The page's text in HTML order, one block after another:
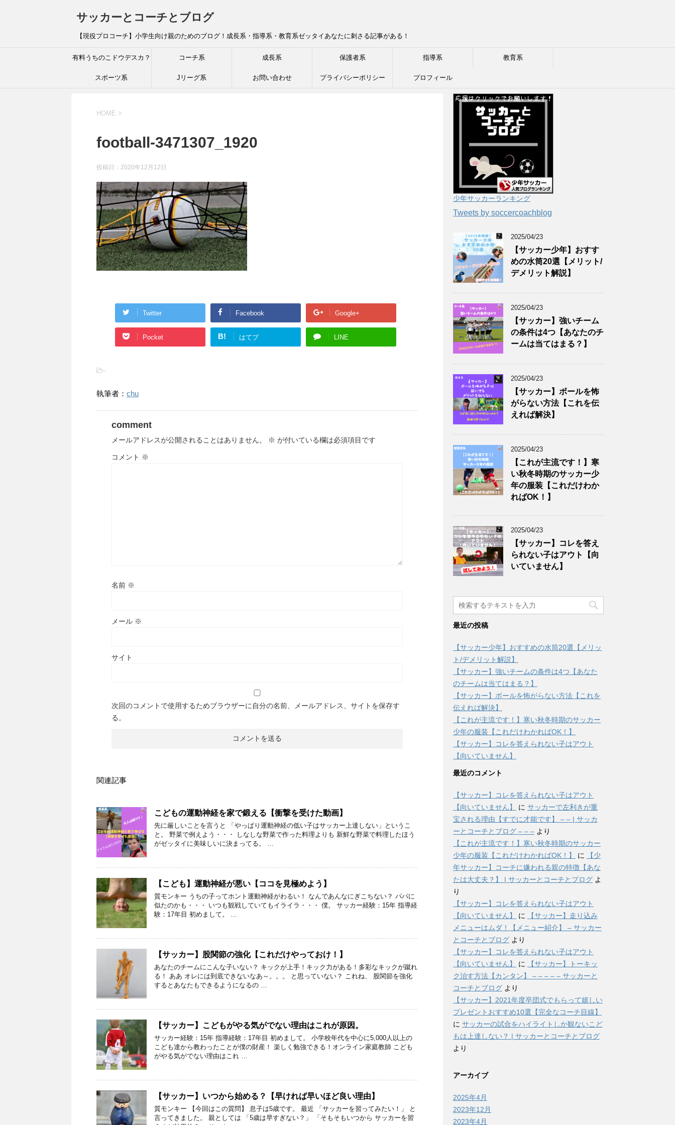
サッカーとコーチとブログ
【現役プロコーチ】小学生向け親のためのブログ！成長系・指導系・教育系ゼッタイあなたに刺さる記事がある！
有料うちのこドウデスカ？ コーチ系 成長系 保護者系 指導系 教育系
スポーツ系 Jリーグ系 お問い合わせ プライバシーポリシー プロフィール
HOME >
football-3471307_1920
投稿日： 2020年12月12日
Twitter Facebook Google+
Pocket B! はてブ LINE
-
執筆者： chu
comment
メールアドレスが公開されることはありません。 ※ が付いている欄は必須項目です
コメント ※
名前 ※
メール ※
サイト
次回のコメントで使用するためブラウザーに自分の名前、メールアドレス、サイトを保存す
る。
関連記事
こどもの運動神経を家で鍛える【衝撃を受けた動画】
先に厳しいことを言うと 「やっぱり運動神経の低い子はサッカー上達しない」というこ
と。 野菜で例えよう・・・ しなしな野菜で作った料理よりも 新鮮な野菜で料理したほう
がゼッタイに美味しいに決まってる。 …
【こども】運動神経が悪い【ココを見極めよう】
質モンキー うちの子ってホント運動神経がわるい！ なんであんなにぎこちない？ パパに
似たのかも・・・ いつも観戦していてもイライラ・・・ 僕。 サッカー経験：15年 指導経
験：17年目 初めまして。 …
【サッカー】股関節の強化【これだけやっておけ！】
あなたのチームにこんな子いない？ キックが上手！キック力がある！多彩なキックが蹴れ
る！ ああ オレには到底できないなあ～。。。 と思っていない？ これね、 股関節を強化
するとあなたもできるようになるの …
【サッカー】こどもがやる気がでない理由はこれが原因。
サッカー経験：15年 指導経験：17年目 初めまして。 小学校年代を中心に5,000人以上の
こども達から教わったことが僕の財産！ 楽しく勉強できる！オンライン家庭教師 こども
がやる気がでない理由はこれ …
【サッカー】いつから始める？【早ければ早いほど良い理由】
質モンキー 【今回はこの質問】 息子は5歳です。 最近 「サッカーを習ってみたい！」 と
言ってきました。 親としては 「5歳は早すぎない？」 「そもそもいつから サッカーを習
少年サッカーランキング
Tweets by soccercoachblog
2025/04/23
【サッカー少年】おすす
めの水筒20選【メリット/
デメリット解説】
2025/04/23
【サッカー】強いチーム
の条件は4つ【あなたのチ
ームは当てはまる？】
2025/04/23
【サッカー】ボールを怖
がらない方法【これを伝
えれば解決】
2025/04/23
【これが主流です！】寒
い秋冬時期のサッカー少
年の服装【これだけわか
ればOK！】
2025/04/23
【サッカー】コレを答え
られない子はアウト【向
いていません】
最近の投稿
【サッカー少年】おすすめの水筒20選【メリッ
ト/デメリット解説】
【サッカー】強いチームの条件は4つ【あなた
のチームは当てはまる？】
【サッカー】ボールを怖がらない方法【これを
伝えれば解決】
【これが主流です！】寒い秋冬時期のサッカー
少年の服装【これだけわかればOK！】
【サッカー】コレを答えられない子はアウト
【向いていません】
最近のコメント
【サッカー】コレを答えられない子はアウト
【向いていません】
に サッカーで左利きが重
宝される理由【すでに才能です】 – – | サッカ
ーとコーチとブログ – – – より
【これが主流です！】寒い秋冬時期のサッカー
少年の服装【これだけわかればOK！】
に
【少
年サッカー】コーチに嫌われる親の特徴【あな
たは大丈夫？】 | サッカーとコーチとブログ よ
り
【サッカー】コレを答えられない子はアウト
【向いていません】
に
【サッカー】走り込み
メニューはムダ！【メニュー紹介】 – サッカー
とコーチとブログ より
【サッカー】コレを答えられない子はアウト
【向いていません】
に
【サッカー】トーキッ
ク治す方法【カンタン】 – – – – – サッカーと
コーチとブログ より
【サッカー】2021年度卒団式でもらって嬉しい
プレゼントおすすめ10選【完全なコーチ目線】
に サッカーの試合をハイライトしか観ないこど
もは上達しない？ | サッカーとコーチとブログ
より
アーカイブ
2025年4月
2023年12月
2023年4月